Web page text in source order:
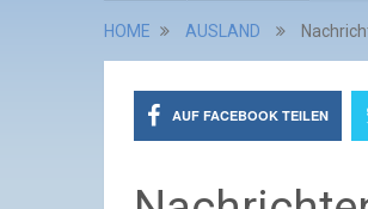
HOME AUSLAND
AUF FACEBOOK TEILEN